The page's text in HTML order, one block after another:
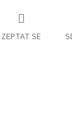
ZEPTAT SE